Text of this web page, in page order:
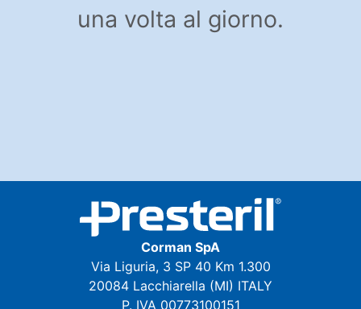
una volta al giorno.
Corman SpA
Via Liguria, 3 SP 40 Km 1.300
20084 Lacchiarella (MI) ITALY
P. IVA 00773100151